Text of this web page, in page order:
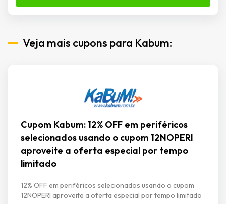
Veja mais cupons para Kabum:
Cupom Kabum: 12% OFF em periféricos
selecionados usando o cupom 12NOPERI
aproveite a oferta especial por tempo
limitado
12% OFF em periféricos selecionados usando o cupom
12NOPERI aproveite a oferta especial por tempo limitado